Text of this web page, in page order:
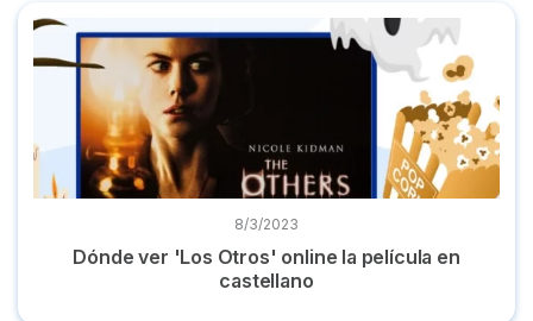
Dónde ver 'Los Otros' online la película en castellano
8/3/2023
Dónde ver 'Los Otros' online la película en
castellano